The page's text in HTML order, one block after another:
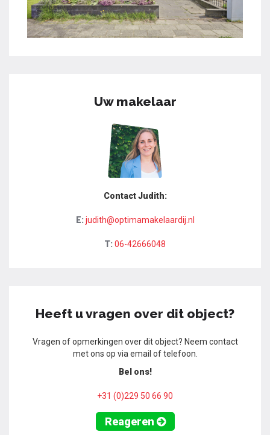
Uw makelaar
Contact Judith:
E: judith@optimamakelaardij.nl
T: 06-42666048
Heeft u vragen over dit object?
Vragen of opmerkingen over dit object? Neem contact
met ons op via email of telefoon.
Bel ons!
+31 (0)229 50 66 90
Reageren